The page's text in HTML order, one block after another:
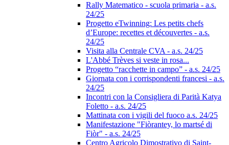
Rally Matematico - scuola primaria - a.s.
24/25
Progetto eTwinning: Les petits chefs
d’Europe: recettes et découvertes - a.s.
24/25
Visita alla Centrale CVA - a.s. 24/25
L'Abbé Trèves si veste in rosa...
Progetto “racchette in campo” - a.s. 24/25
Giornata con i corrispondenti francesi - a.s.
24/25
Incontri con la Consigliera di Parità Katya
Foletto - a.s. 24/25
Mattinata con i vigili del fuoco a.s. 24/25
Manifestazione "Fiòrantey, lo martsé di
Fiòr" - a.s. 24/25
Centro Agricolo Dimostrativo di Saint-